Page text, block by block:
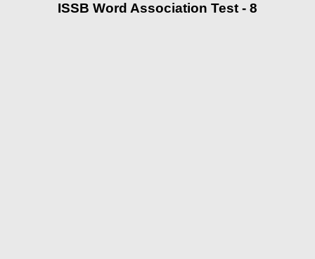
ISSB Word Association Test - 8